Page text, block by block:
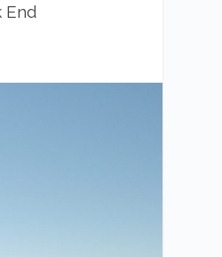
End